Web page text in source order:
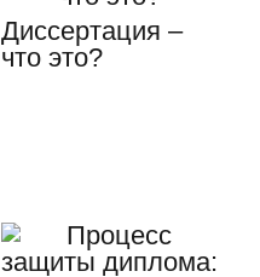
Диссертация –
что это?